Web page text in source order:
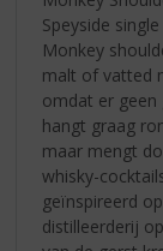
Speyside
Monkey
malt of vatted
omdat er
hangt graag
maar mengt
whisky-
geïnspireerd
distilleerderij